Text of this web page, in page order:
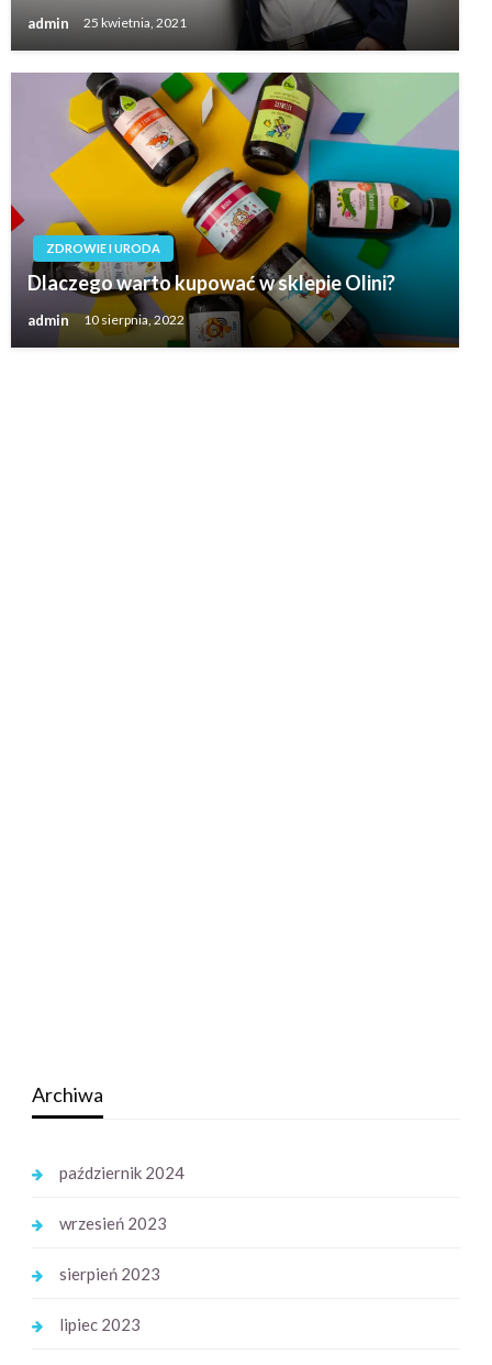
admin 25 kwietnia, 2021
ZDROWIE I URODA
Dlaczego warto kupować w sklepie Olini?
admin 10 sierpnia, 2022
Archiwa
październik 2024
wrzesień 2023
sierpień 2023
lipiec 2023